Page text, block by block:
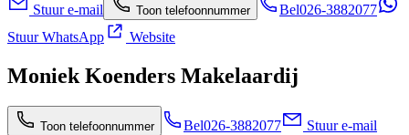
Stuur e-mail Toon telefoonnummer Bel026-3882077
Stuur WhatsApp
Website
Moniek Koenders Makelaardij
Toon telefoonnummer Bel026-3882077 Stuur e-mail